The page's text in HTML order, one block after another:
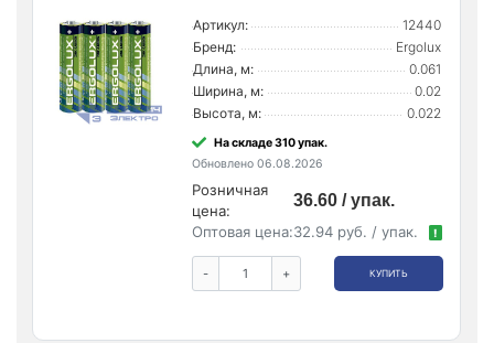
Артикул:
12440
Бренд:
Ergolux
Длина, м:
0.061
Ширина, м:
0.02
Высота, м:
0.022
На складе 310 упак.
Обновлено 06.08.2026
Розничная
цена:
36.60 / упак.
Оптовая цена:32.94 руб. / упак. !
- + КУПИТЬ